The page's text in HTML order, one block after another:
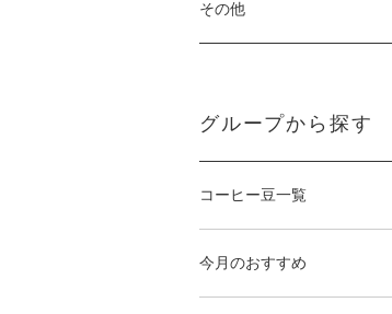
その他
グループから探す
コーヒー豆一覧
今月のおすすめ